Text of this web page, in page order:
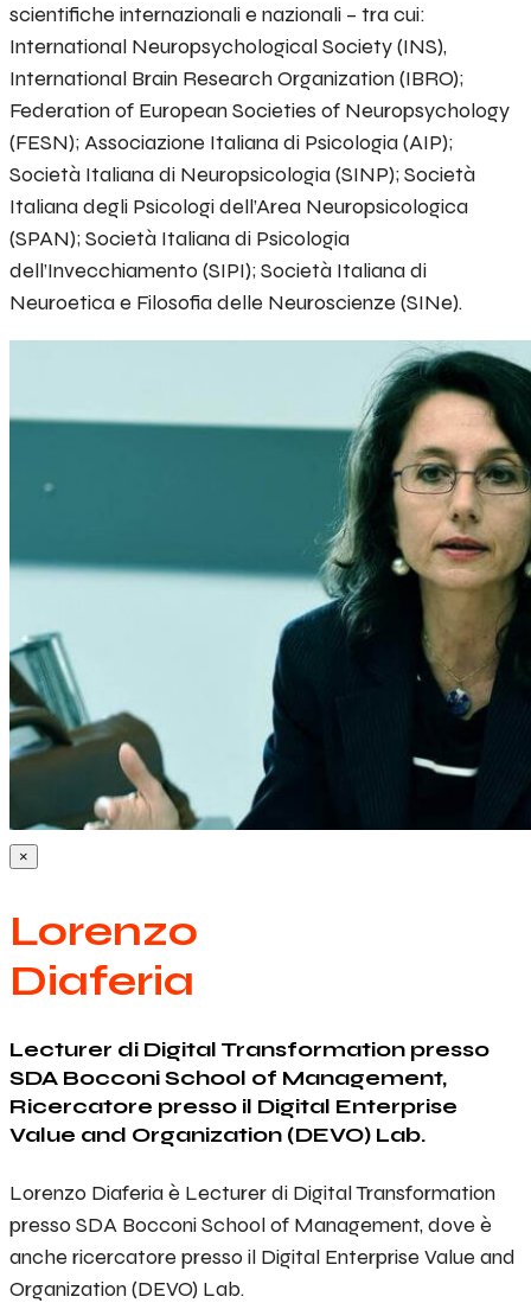
scientifiche internazionali e nazionali – tra cui:
International Neuropsychological Society (INS),
International Brain Research Organization (IBRO);
Federation of European Societies of Neuropsychology
(FESN); Associazione Italiana di Psicologia (AIP);
Società Italiana di Neuropsicologia (SINP); Società
Italiana degli Psicologi dell’Area Neuropsicologica
(SPAN); Società Italiana di Psicologia
dell’Invecchiamento (SIPI); Società Italiana di
Neuroetica e Filosofia delle Neuroscienze (SINe).
×
Lorenzo
Diaferia
Lecturer di Digital Transformation presso
SDA Bocconi School of Management,
Ricercatore presso il Digital Enterprise
Value and Organization (DEVO) Lab.
Lorenzo Diaferia è Lecturer di Digital Transformation
presso SDA Bocconi School of Management, dove è
anche ricercatore presso il Digital Enterprise Value and
Organization (DEVO) Lab.